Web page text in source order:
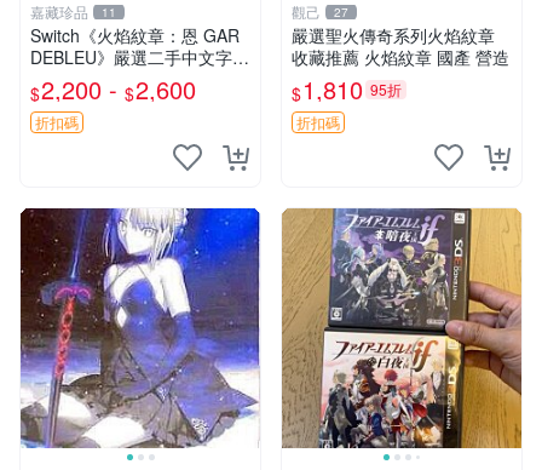
嘉藏珍品 11
Switch《火焰紋章：恩 GAR
DEBLEU》嚴選二手中文字幕
遊戲卡帶 正版 港日美三種可
選 純盒販 帶盒不議 恩 GARD
EBLEU 港版 日版
$2,200 - $2,600
折扣碼
觀己 27
嚴選聖火傳奇系列火焰紋章
收藏推薦 火焰紋章 國產 營造
$1,810 95折
折扣碼